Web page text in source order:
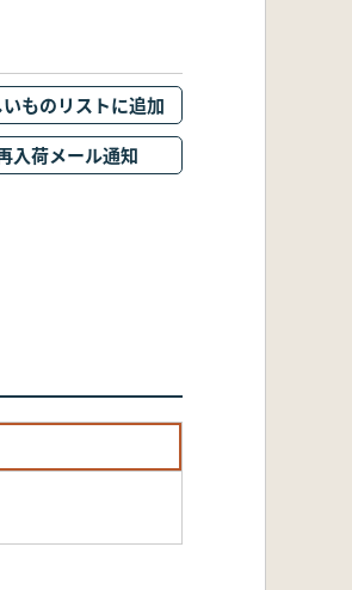
ものリストに追加
入荷メール通知